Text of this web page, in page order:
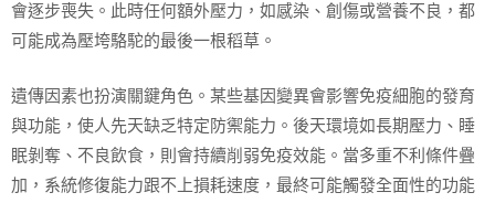
會逐步喪失。此時任何額外壓力，如感染、創傷或營養不良，都
可能成為壓垮駱駝的最後一根稻草。
遺傳因素也扮演關鍵角色。某些基因變異會影響免疫細胞的發育
與功能，使人先天缺乏特定防禦能力。後天環境如長期壓力、睡
眠剝奪、不良飲食，則會持續削弱免疫效能。當多重不利條件疊
加，系統修復能力跟不上損耗速度，最終可能觸發全面性的功能